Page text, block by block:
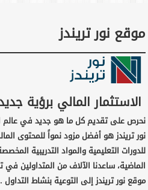
موقع نور تريندز
الاستثمار المالي برؤية
نحرص على تقديم كل ما هو جديد في عالم
نور تريندز هو أفضل مزود نمواً للمحتوى
للدورات التعليمية والمواد التدريبية
الماضية، ساعدنا الآلاف من المتداولين
موقع نور تريندز إلى التوعية بنشاط